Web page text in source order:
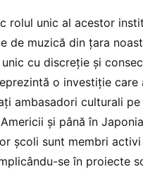
rolul unic al acestor
de muzică din țara
cu discreție și
o investiție care
ambasadori culturali
și până în
școli sunt membri activi
se în proiecte